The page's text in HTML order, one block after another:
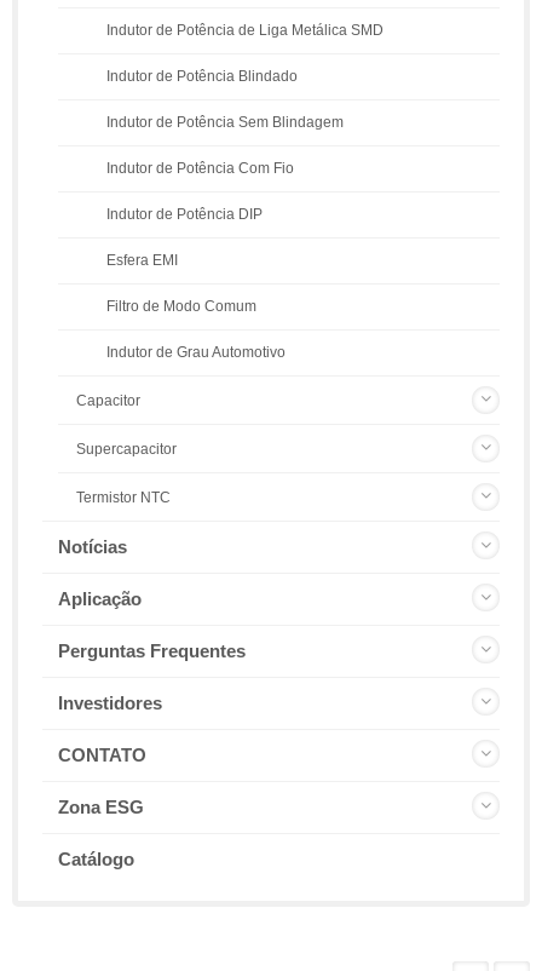
Indutor de Potência de Liga Metálica SMD
Indutor de Potência Blindado
Indutor de Potência Sem Blindagem
Indutor de Potência Com Fio
Indutor de Potência DIP
Esfera EMI
Filtro de Modo Comum
Indutor de Grau Automotivo
Capacitor
Supercapacitor
Termistor NTC
Notícias
Aplicação
Perguntas Frequentes
Investidores
CONTATO
Zona ESG
Catálogo